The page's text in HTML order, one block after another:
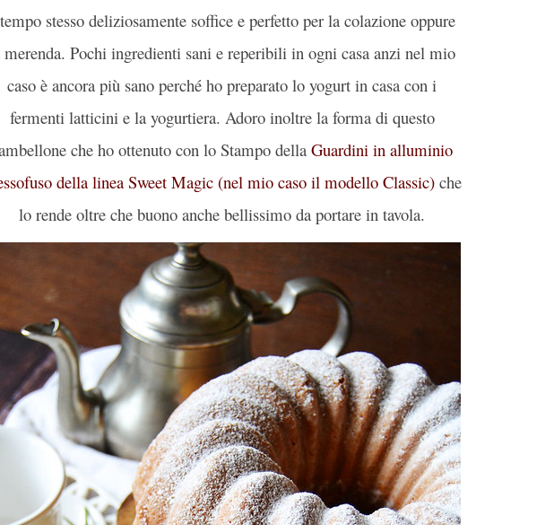
stesso deliziosamente soffice e perfetto per la colazione oppure
merenda. Pochi ingredienti sani e reperibili in ogni casa anzi nel mio
caso è ancora più sano perché ho preparato lo yogurt in casa con i
fermenti latticini e la yogurtiera. Adoro inoltre la forma di questo
che ho ottenuto con lo Stampo della Guardini in alluminio
della linea Sweet Magic (nel mio caso il modello Classic)che
lo rende oltre che buono anche bellissimo da portare in tavola.